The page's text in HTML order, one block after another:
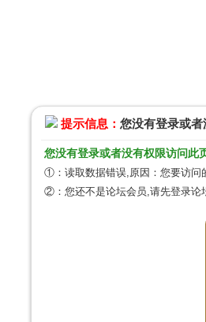
提示信息： 您没有登录或
您没有登录或者没有权限访问此
①：读取数据错误,原因：您要访问
②：您还不是论坛会员,请先登录论